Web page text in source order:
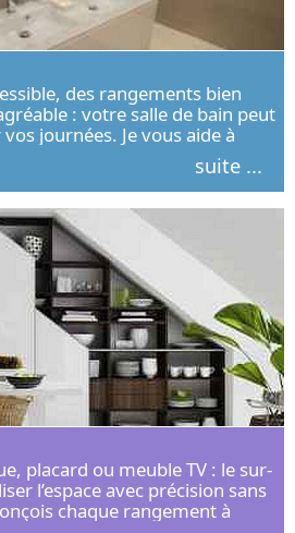
des rangements bien
: votre salle de bain peut
journées. Je vous aide à
confortable et adapté à
suite ...
placard ou meuble TV : le sur-
l’espace avec précision sans
chaque rangement à